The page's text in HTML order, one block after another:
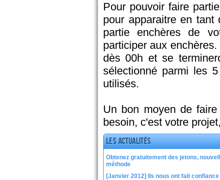
Pour pouvoir faire
pour apparaitre en
partie enchères de
participer aux
dès 00h et se
sélectionné parmi les
utilisés.
Un bon moyen de
besoin, c'est votre
Les actualités
Obtenez gratuitement des jetons,
méthode
[Janvier 2012] Ils nous ont fait confiance